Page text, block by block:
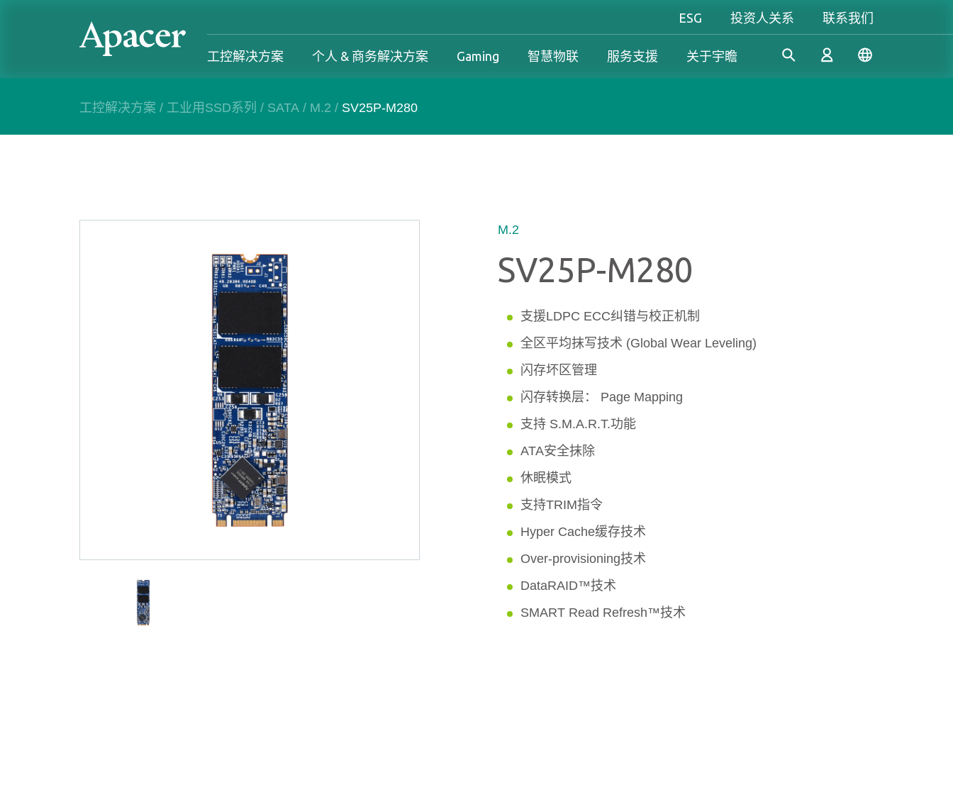
ESG 投资人关系 联系我们
工控解决方案
工控解决方案
内存系列
工控解决方案总览
了解更多
个人 & 商务解决方案
个人 & 商务解决方案
商务解决方案产品
个人 & 商务解决方案总览
Gaming
Gaming Gaming 总览
了解更多
智慧物联 服务支援
服务支援
Gaming
售后服务
产品变更和停产政策
关于宇瞻
工控解决方案 / 工业用SSD系列 / SATA / M.2 / SV25P-M280
M.2
SV25P-M280
支援LDPC ECC纠错与校正机制
全区平均抹写技术 (Global Wear Leveling)
闪存坏区管理
闪存转换层： Page Mapping
支持 S.M.A.R.T.功能
ATA安全抹除
休眠模式
支持TRIM指令
Hyper Cache缓存技术
Over-provisioning技术
DataRAID™技术
SMART Read Refresh™技术